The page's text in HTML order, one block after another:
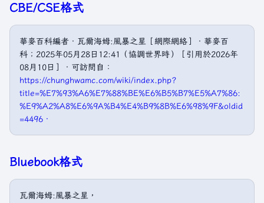
CBE/CSE格式
華麥百科編者．瓦爾海姆:風暴之星［網際網絡］．華麥百
科；2025年05月28日12:41（協調世界時）［引用於2026年
08月10日］．可訪問自：
https://chunghwamc.com/wiki/index.php?
title=%E7%93%A6%E7%88%BE%E6%B5%B7%E5%A7%86:
%E9%A2%A8%E6%9A%B4%E4%B9%8B%E6%98%9F&oldid
=4496．
Bluebook格式
瓦爾海姆:風暴之星，